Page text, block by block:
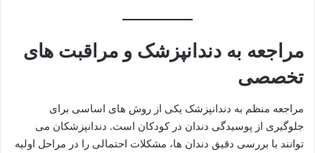
مراجعه به دندانپزشک و مراقبت های
تخصصی
مراجعه منظم به دندانپزشک یکی از روش های اساسی برای
جلوگیری از پوسیدگی دندان در کودکان است. دندانپزشکان می
توانند با بررسی دقیق دندان ها، مشکلات احتمالی را در مراحل اولیه